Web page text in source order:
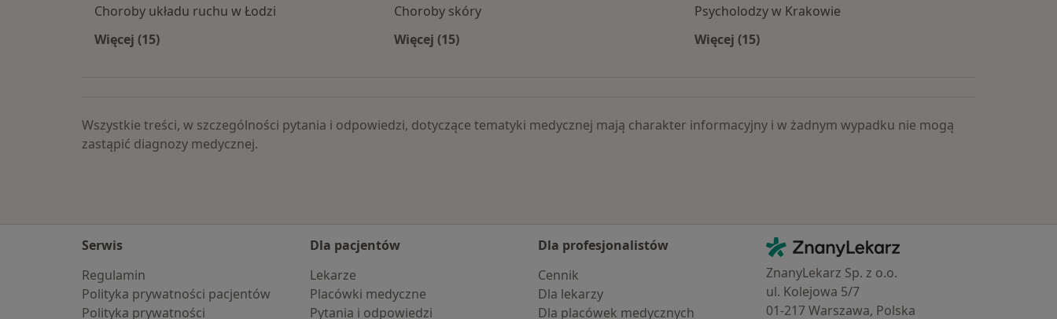
Choroby układu ruchu w Łodzi
Więcej (15)
Choroby skóry
Więcej (15)
Psycholodzy w Krakowie
Więcej (15)
Wszystkie treści, w szczególności pytania i odpowiedzi, dotyczące tematyki medycznej mają charakter informacyjny i w żadnym wypadku nie mogą
zastąpić diagnozy medycznej.
Serwis
Regulamin
Polityka prywatności pacjentów
Polityka prywatności
Dla pacjentów
Lekarze
Placówki medyczne
Pytania i odpowiedzi
Dla profesjonalistów
Cennik
Dla lekarzy
Dla placówek medycznych
Kontakt
ZnanyLekarz - Strona główna
ZnanyLekarz Sp. z o.o.
ul. Kolejowa 5/7
01-217 Warszawa, Polska